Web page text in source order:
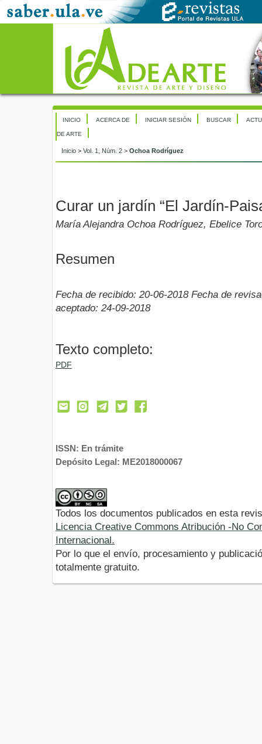
INICIO ACERCA DE INICIAR SESIÓN BUSCAR
DE ARTE
Inicio > Vol. 1, Núm. 2 > Ochoa Rodríguez
Curar un jardín “El Jardín-
María Alejandra Ochoa Rodríguez, Ebelice
Resumen
Fecha de recibido: 20-06-2018 Fecha de
aceptado: 24-09-2018
Texto completo:
PDF
ISSN: En trámite
Depósito Legal: ME2018000067
Todos los documentos publicados en esta
Licencia Creative Commons Atribución -No
Internacional.
Por lo que el envío, procesamiento y
totalmente gratuito.